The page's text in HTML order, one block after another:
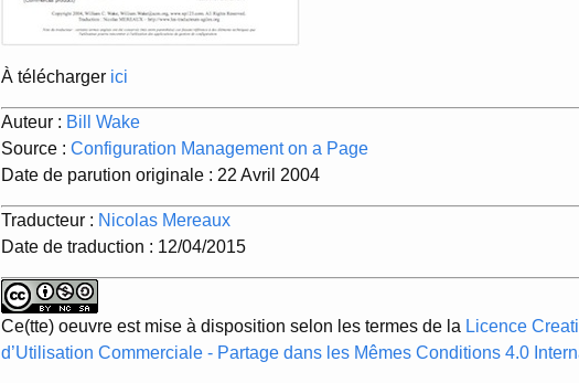
À télécharger ici
Auteur : Bill Wake
Source : Configuration Management on a Page
Date de parution originale : 22 Avril 2004
Traducteur : Nicolas Mereaux
Date de traduction : 12/04/2015
Ce(tte) oeuvre est mise à disposition selon les termes de la Licence
d’Utilisation Commerciale - Partage dans les Mêmes Conditions 4.0